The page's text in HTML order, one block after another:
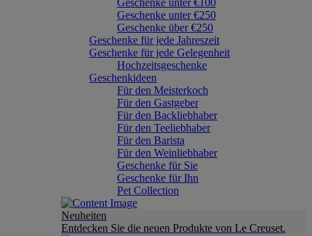
Geschenke unter €100
Geschenke unter €250
Geschenke über €250
Geschenke für jede Jahreszeit
Geschenke für jede Gelegenheit
Hochzeitsgeschenke
Geschenkideen
Für den Meisterkoch
Für den Gastgeber
Für den Backliebhaber
Für den Teeliebhaber
Für den Barista
Für den Weinliebhaber
Geschenke für Sie
Geschenke für Ihn
Pet Collection
Neuheiten
Entdecken Sie die neuen Produkte von Le Creuset.